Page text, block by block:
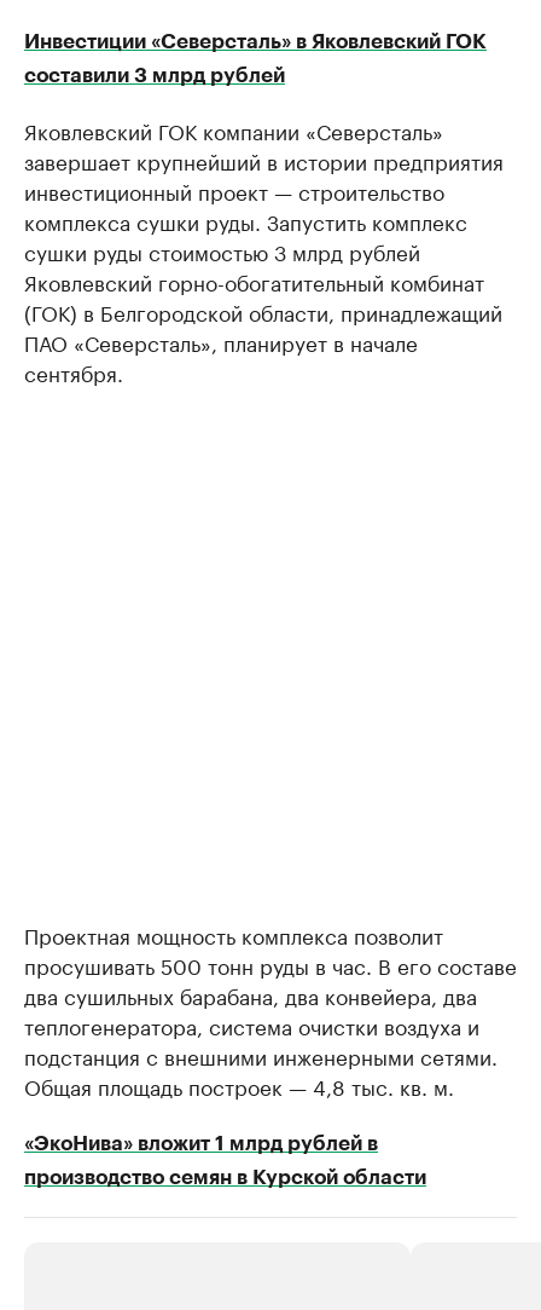
Инвестиции «Северсталь» в Яковлевский ГОК
составили 3 млрд рублей
Яковлевский ГОК компании «Северсталь»
завершает крупнейший в истории предприятия
инвестиционный проект — строительство
комплекса сушки руды. Запустить комплекс
сушки руды стоимостью 3 млрд рублей
Яковлевский горно-обогатительный комбинат
(ГОК) в Белгородской области, принадлежащий
ПАО «Северсталь», планирует в начале
сентября.
Проектная мощность комплекса позволит
просушивать 500 тонн руды в час. В его составе
два сушильных барабана, два конвейера, два
теплогенератора, система очистки воздуха и
подстанция с внешними инженерными сетями.
Общая площадь построек — 4,8 тыс. кв. м.
«ЭкоНива» вложит 1 млрд рублей в
производство семян в Курской области